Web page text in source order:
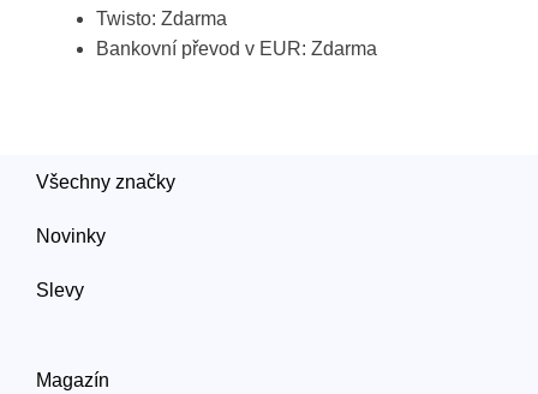
Twisto: Zdarma
Bankovní převod v EUR: Zdarma
Všechny značky
Novinky
Slevy
Magazín